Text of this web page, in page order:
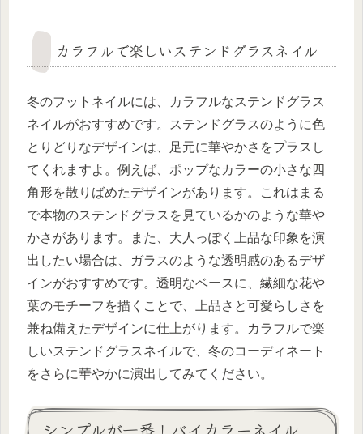
カラフルで楽しいステンドグラスネイル
冬のフットネイルには、カラフルなステンドグラス
ネイルがおすすめです。ステンドグラスのように色
とりどりなデザインは、足元に華やかさをプラスし
てくれますよ。例えば、ポップなカラーの小さな四
角形を散りばめたデザインがあります。これはまる
で本物のステンドグラスを見ているかのような華や
かさがあります。また、大人っぽく上品な印象を演
出したい場合は、ガラスのような透明感のあるデザ
インがおすすめです。透明なベースに、繊細な花や
葉のモチーフを描くことで、上品さと可愛らしさを
兼ね備えたデザインに仕上がります。カラフルで楽
しいステンドグラスネイルで、冬のコーディネート
をさらに華やかに演出してみてください。
シンプルが一番！バイカラーネイル